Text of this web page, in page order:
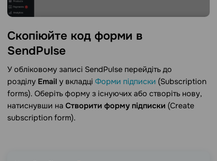
Скопіюйте код форми в
SendPulse
У обліковому записі SendPulse перейдіть до
розділу Email у вкладці Форми підписки (Subscription
forms). Оберіть форму з існуючих або створіть нову,
натиснувши на Створити форму підписки (Create
subscription form).